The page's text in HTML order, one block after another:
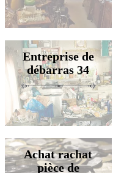
Entreprise de
débarras 34
Achat rachat
pièce de